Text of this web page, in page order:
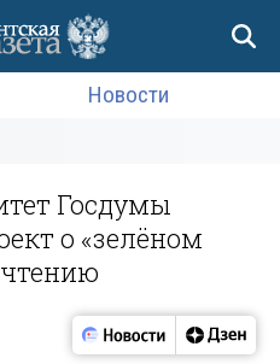
Новости
Госдумы
о «зелёном